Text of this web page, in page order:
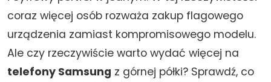
coraz więcej osób rozważa zakup flagowego
urządzenia zamiast kompromisowego modelu.
Ale czy rzeczywiście warto wydać więcej na
telefony Samsung z górnej półki? Sprawdź, co